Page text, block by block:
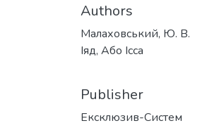
Authors
Малаховський, Ю. В.
Іяд, Або Ісса
Publisher
Ексклюзив-Систем